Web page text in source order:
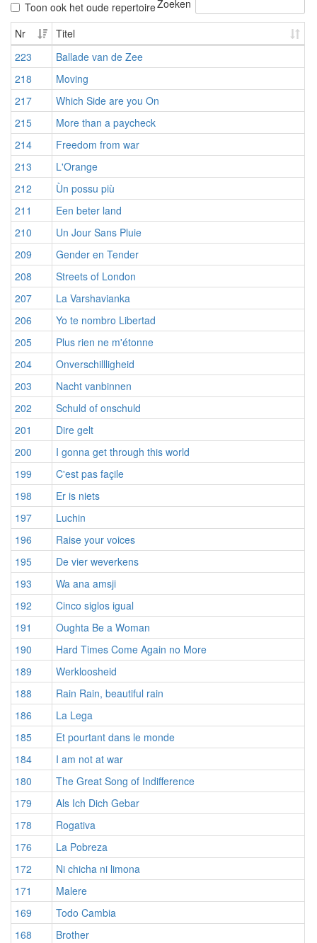
Toon ook het oude repertoireZoeken
Nr
Titel
223
Ballade van de Zee
218
Moving
217
Which Side are you On
215
More than a paycheck
214
Freedom from war
213
L'Orange
212
Ùn possu più
211
Een beter land
210
Un Jour Sans Pluie
209
Gender en Tender
208
Streets of London
207
La Varshavianka
206
Yo te nombro Libertad
205
Plus rien ne m'étonne
204
Onverschillligheid
203
Nacht vanbinnen
202
Schuld of onschuld
201
Dire gelt
200
I gonna get through this world
199
C'est pas façile
198
Er is niets
197
Luchin
196
Raise your voices
195
De vier weverkens
193
Wa ana amsji
192
Cinco siglos igual
191
Oughta Be a Woman
190
Hard Times Come Again no More
189
Werkloosheid
188
Rain Rain, beautiful rain
186
La Lega
185
Et pourtant dans le monde
184
I am not at war
180
The Great Song of Indifference
179
Als Ich Dich Gebar
178
Rogativa
176
La Pobreza
172
Ni chicha ni limona
171
Malere
169
Todo Cambia
168
Brother